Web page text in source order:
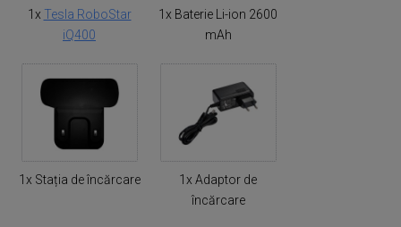
1x Tesla RoboStar
iQ400
1x Baterie Li-ion 2600
mAh
1x Stația de încărcare
1x Adaptor de
încărcare